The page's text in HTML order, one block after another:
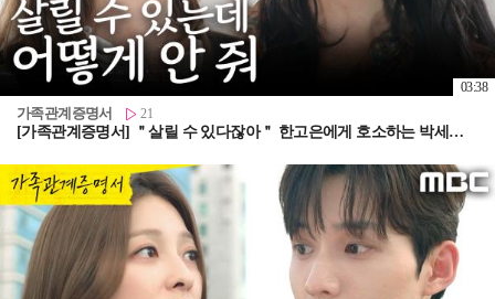
가족관계증명서 21
[가족관계증명서] ＂살릴 수 있다잖아＂ 한고은에게 호소하는 박세영, MBC 260806 방송
03:38